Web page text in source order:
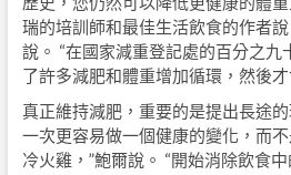
瑞的培訓師和最佳生活飲食的作者
說。 “在國家減重登記處的百分之九
了許多減肥和體重增加循環，然後
真正維持減肥，重要的是提出長途
一次更容易做一個健康的變化，而
冷火雞，”鮑爾說。 “開始消除飲食